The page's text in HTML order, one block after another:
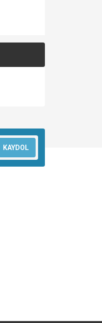
KAYDOL